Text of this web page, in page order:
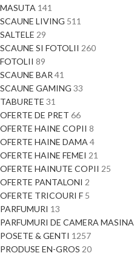
MASUTA 141
SCAUNE LIVING 511
SALTELE 29
SCAUNE SI FOTOLII 260
FOTOLII 89
SCAUNE BAR 41
SCAUNE GAMING 33
TABURETE 31
OFERTE DE PRET 66
OFERTE HAINE COPII 8
OFERTE HAINE DAMA 4
OFERTE HAINE FEMEI 21
OFERTE HAINUTE COPII 25
OFERTE PANTALONI 2
OFERTE TRICOURI F 5
PARFUMURI 13
PARFUMURI DE CAMERA MASINA
POSETE & GENTI 1257
PRODUSE EN-GROS 20